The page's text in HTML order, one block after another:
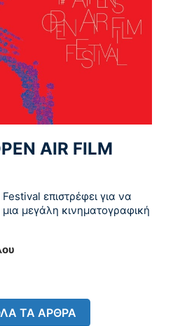
AIR FILM
επιστρέφει για να
μεγάλη κινηματογραφική
ΤΑ ΑΡΘΡΑ